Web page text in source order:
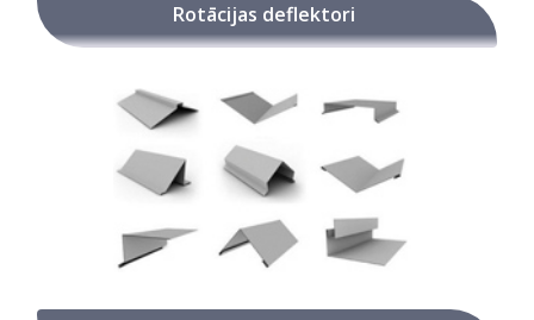
Rotācijas deflektori